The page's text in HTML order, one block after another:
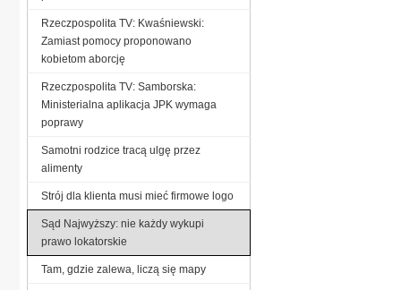
Rzeczpospolita TV: Kwaśniewski:
Zamiast pomocy proponowano
kobietom aborcję
Rzeczpospolita TV: Samborska:
Ministerialna aplikacja JPK wymaga
poprawy
Samotni rodzice tracą ulgę przez
alimenty
Strój dla klienta musi mieć firmowe logo
Sąd Najwyższy: nie każdy wykupi
prawo lokatorskie
Tam, gdzie zalewa, liczą się mapy